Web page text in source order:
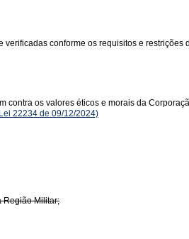
conforme os requisitos e restrições
os valores éticos e morais da
22234 de 09/12/2024)
Região Militar;